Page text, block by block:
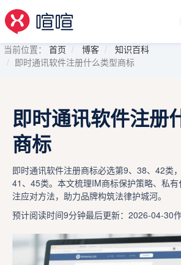
当前位置： 首页 博客
知识百科
即时通讯软件注册什么类型商标
即时通讯软件注册
商标
即时通讯软件注册商标必选第9、38、42类
41、45类。本文梳理IM商标保护策略、私
注应对方法，助力品牌构筑法律护城河。
预计阅读时间9分钟最后更新：2026-04-30